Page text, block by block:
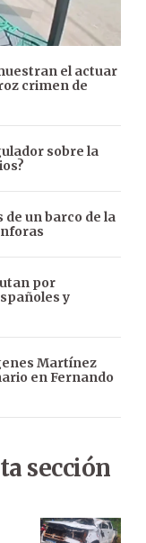
el actuar
crimen de
sobre la
de un barco de la
por
y
Martínez
en Fernando
sección